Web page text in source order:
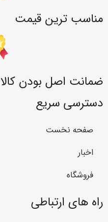
مناسب ترین قیمت
ضمانت اصل بودن کالا
دسترسی سریع
صفحه نخست
اخبار
فروشگاه
راه های ارتباطی